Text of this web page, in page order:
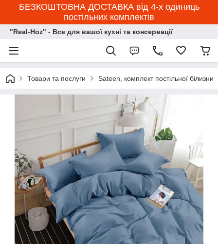
БЕЗКОШТОВНА ДОСТАВКА від 4-х одиниць
постільних комплектів
"Real-Hoz" - Все для вашої кухні та консервації
Товари та послуги Sateen, комплект постільної білизни